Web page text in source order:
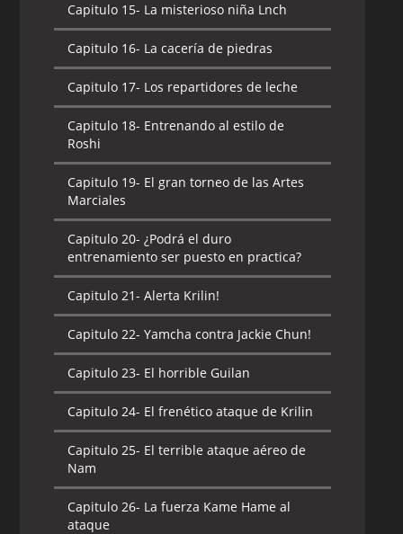
Capitulo 15- La misterioso niña Lnch
Capitulo 16- La cacería de piedras
Capitulo 17- Los repartidores de leche
Capitulo 18- Entrenando al estilo de
Roshi
Capitulo 19- El gran torneo de las Artes
Marciales
Capitulo 20- ¿Podrá el duro
entrenamiento ser puesto en practica?
Capitulo 21- Alerta Krilin!
Capitulo 22- Yamcha contra Jackie Chun!
Capitulo 23- El horrible Guilan
Capitulo 24- El frenético ataque de Krilin
Capitulo 25- El terrible ataque aéreo de
Nam
Capitulo 26- La fuerza Kame Hame al
ataque